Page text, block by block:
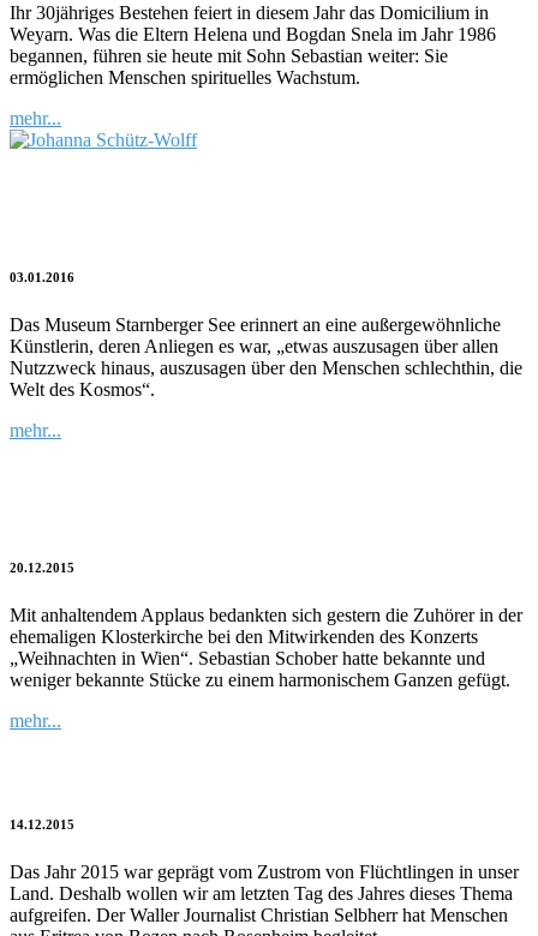
Ihr 30jähriges Bestehen feiert in diesem Jahr das Domicilium in
Weyarn. Was die Eltern Helena und Bogdan Snela im Jahr 1986
begannen, führen sie heute mit Sohn Sebastian weiter: Sie
ermöglichen Menschen spirituelles Wachstum.
mehr...
03.01.2016
Das Museum Starnberger See erinnert an eine außergewöhnliche
Künstlerin, deren Anliegen es war, „etwas auszusagen über allen
Nutzzweck hinaus, auszusagen über den Menschen schlechthin, die
Welt des Kosmos“.
mehr...
20.12.2015
Mit anhaltendem Applaus bedankten sich gestern die Zuhörer in der
ehemaligen Klosterkirche bei den Mitwirkenden des Konzerts
„Weihnachten in Wien“. Sebastian Schober hatte bekannte und
weniger bekannte Stücke zu einem harmonischem Ganzen gefügt.
mehr...
14.12.2015
Das Jahr 2015 war geprägt vom Zustrom von Flüchtlingen in unser
Land. Deshalb wollen wir am letzten Tag des Jahres dieses Thema
aufgreifen. Der Waller Journalist Christian Selbherr hat Menschen